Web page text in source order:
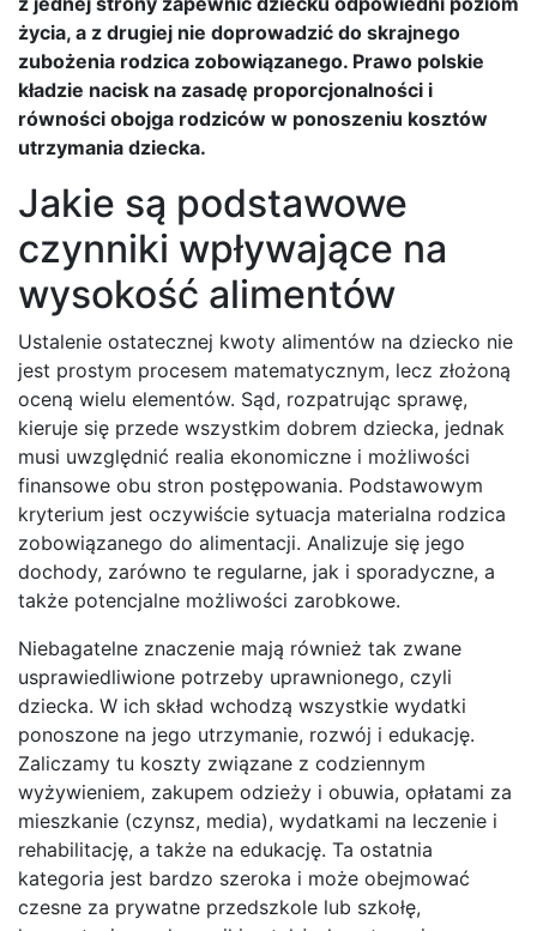
życia, a z drugiej nie doprowadzić do skrajnego
zubożenia rodzica zobowiązanego. Prawo polskie
kładzie nacisk na zasadę proporcjonalności i
równości obojga rodziców w ponoszeniu kosztów
utrzymania dziecka.
Jakie są podstawowe
czynniki wpływające na
wysokość alimentów
Ustalenie ostatecznej kwoty alimentów na dziecko nie
jest prostym procesem matematycznym, lecz złożoną
oceną wielu elementów. Sąd, rozpatrując sprawę,
kieruje się przede wszystkim dobrem dziecka, jednak
musi uwzględnić realia ekonomiczne i możliwości
finansowe obu stron postępowania. Podstawowym
kryterium jest oczywiście sytuacja materialna rodzica
zobowiązanego do alimentacji. Analizuje się jego
dochody, zarówno te regularne, jak i sporadyczne, a
także potencjalne możliwości zarobkowe.
Niebagatelne znaczenie mają również tak zwane
usprawiedliwione potrzeby uprawnionego, czyli
dziecka. W ich skład wchodzą wszystkie wydatki
ponoszone na jego utrzymanie, rozwój i edukację.
Zaliczamy tu koszty związane z codziennym
wyżywieniem, zakupem odzieży i obuwia, opłatami za
mieszkanie (czynsz, media), wydatkami na leczenie i
rehabilitację, a także na edukację. Ta ostatnia
kategoria jest bardzo szeroka i może obejmować
czesne za prywatne przedszkole lub szkołę,